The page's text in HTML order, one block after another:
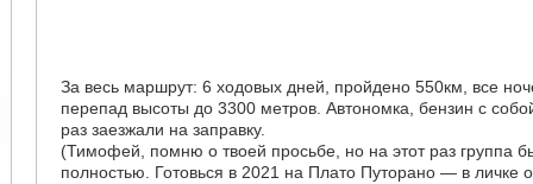
За весь маршрут: 6 ходовых дней, пройдено 550км, все
перепад высоты до 3300 метров. Автономка, бензин с
раз заезжали на заправку.
(Тимофей, помню о твоей просьбе, но на этот раз группа
полностью. Готовься в 2021 на Плато Путорано — в личке